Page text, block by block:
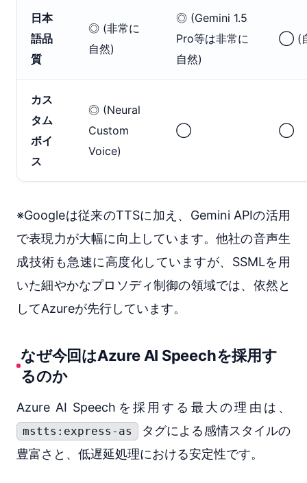
日本
語品
質
◎ (非常に
自然)
◎ (Gemini 1.5
Pro等は非常に
自然)
◯ (
カス
タム
ボイ
ス
◎ (Neural
Custom
Voice)
◯ ◯
※Googleは従来のTTSに加え、Gemini APIの活用
で表現力が大幅に向上しています。他社の音声生
成技術も急速に高度化していますが、SSMLを用
いた細やかなプロソディ制御の領域では、依然と
してAzureが先行しています。
なぜ今回はAzure AI Speechを採用す
るのか
Azure AI Speechを採用する最大の理由は、
mstts:express-as
タグによる感情スタイルの
豊富さと、低遅延処理における安定性です。